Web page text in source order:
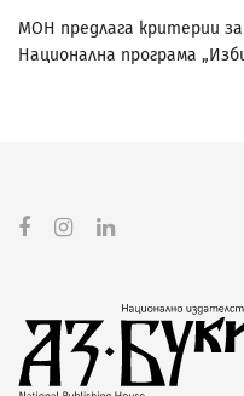
МОН предлага критерии
Национална програма